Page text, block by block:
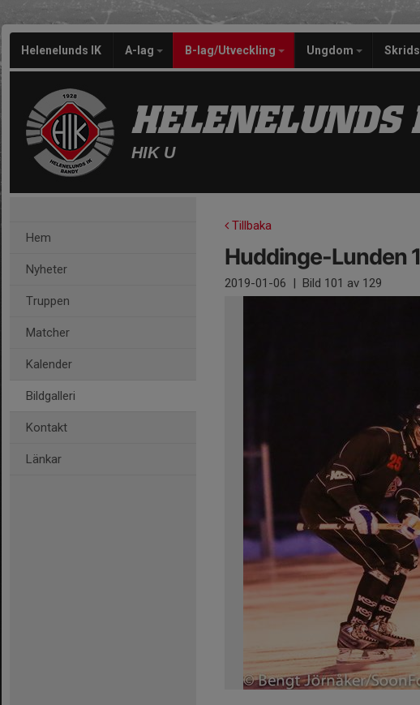
Helenelunds IK A-lag B-lag/Utveckling Ungdom
HELENELUNDS
HIK U
Hem
Nyheter
Truppen
Matcher
Kalender
Bildgalleri
Kontakt
Länkar
Tillbaka
Huddinge-Lunden
2019-01-06 | Bild 101 av 129